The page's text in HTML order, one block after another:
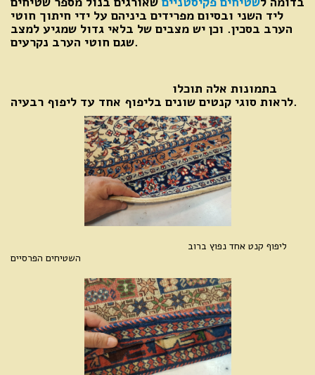
ליד השני ובסיום מפרידים ביניהם על ידי חיתוך חוטי
הערב בסכין. וכן יש מצבים של בלאי גדול שמגיע למצב
שגם חוטי הערב נקרעים.
לראות סוגי קנטים שונים בליפוף אחד עד ליפוף רבעיה.
השטיחים הפרסיים